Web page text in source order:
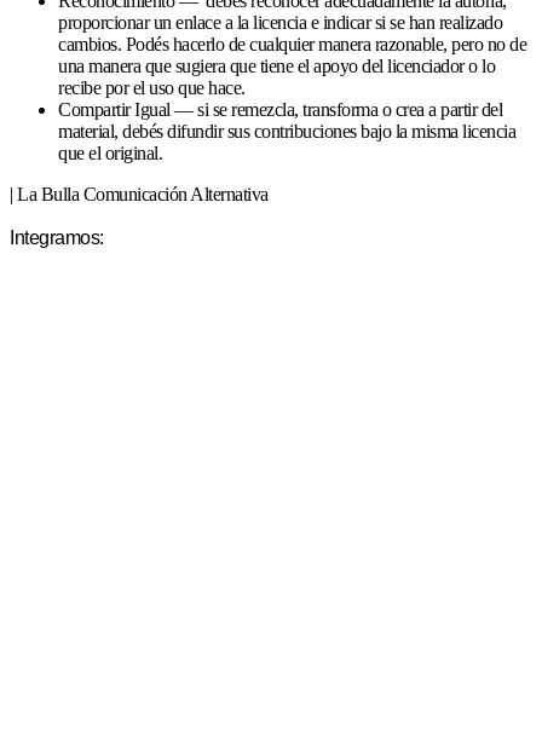
proporcionar un enlace a la licencia e indicar si se han realizado
cambios. Podés hacerlo de cualquier manera razonable, pero no de
una manera que sugiera que tiene el apoyo del licenciador o lo
recibe por el uso que hace.
Compartir Igual — si se remezcla, transforma o crea a partir del
material, debés difundir sus contribuciones bajo la misma licencia
que el original.
| La Bulla Comunicación Alternativa
Integramos: